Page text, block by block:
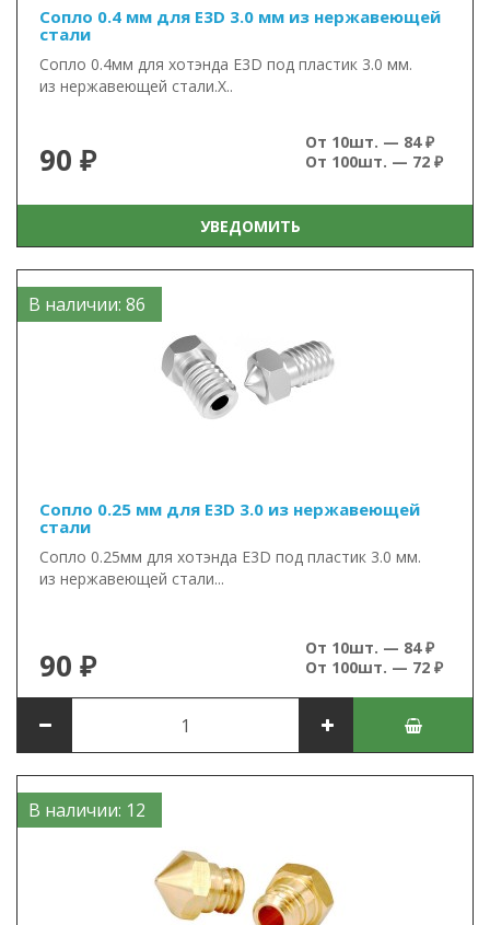
Сопло 0.4 мм для E3D 3.0 мм из нержавеющей
стали
Сопло 0.4мм для хотэнда E3D под пластик 3.0 мм.
из нержавеющей стали.Х..
90 ₽
От 10шт. — 84 ₽
От 100шт. — 72 ₽
УВЕДОМИТЬ
В наличии: 86
Сопло 0.25 мм для E3D 3.0 из нержавеющей
стали
Сопло 0.25мм для хотэнда E3D под пластик 3.0 мм.
из нержавеющей стали...
90 ₽
От 10шт. — 84 ₽
От 100шт. — 72 ₽
В наличии: 12